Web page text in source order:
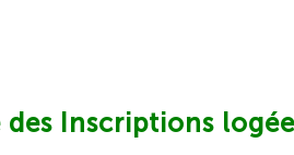
des Inscriptions